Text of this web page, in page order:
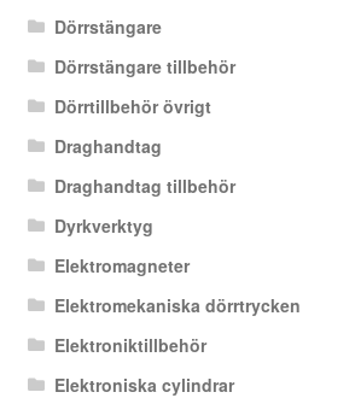
Dörrstängare
Dörrstängare tillbehör
Dörrtillbehör övrigt
Draghandtag
Draghandtag tillbehör
Dyrkverktyg
Elektromagneter
Elektromekaniska dörrtrycken
Elektroniktillbehör
Elektroniska cylindrar